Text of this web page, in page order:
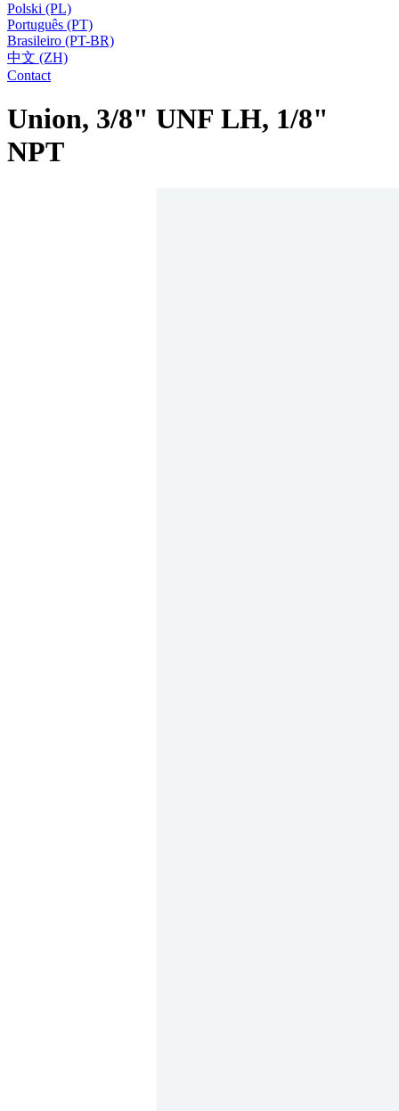
Polski (PL)
Português (PT)
Brasileiro (PT-BR)
中文 (ZH)
Contact
Union, 3/8" UNF LH, 1/8"
NPT